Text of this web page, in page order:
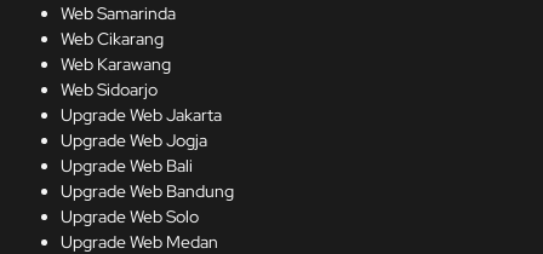
Web Samarinda
Web Cikarang
Web Karawang
Web Sidoarjo
Upgrade Web Jakarta
Upgrade Web Jogja
Upgrade Web Bali
Upgrade Web Bandung
Upgrade Web Solo
Upgrade Web Medan